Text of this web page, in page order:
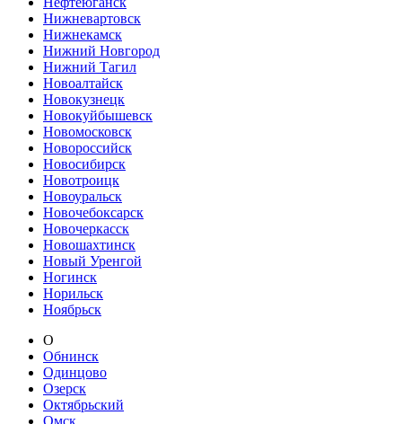
Нижневартовск
Нижнекамск
Нижний Новгород
Нижний Тагил
Новоалтайск
Новокузнецк
Новокуйбышевск
Новомосковск
Новороссийск
Новосибирск
Новотроицк
Новоуральск
Новочебоксарск
Новочеркасск
Новошахтинск
Новый Уренгой
Ногинск
Норильск
Ноябрьск
О
Обнинск
Одинцово
Озерск
Октябрьский